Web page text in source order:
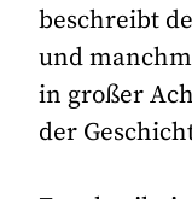
beschreibt
und
in großer
der